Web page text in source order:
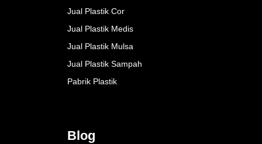
Jual Plastik Cor
Jual Plastik Medis
Jual Plastik Mulsa
Jual Plastik Sampah
Pabrik Plastik
Blog